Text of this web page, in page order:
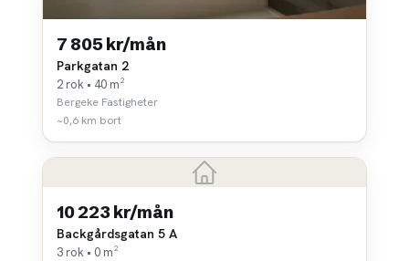
7 805 kr/mån
Parkgatan 2
2 rok • 40 m²
Bergeke Fastigheter
~0,6 km bort
10 223 kr/mån
Backgårdsgatan 5 A
3 rok • 0 m²